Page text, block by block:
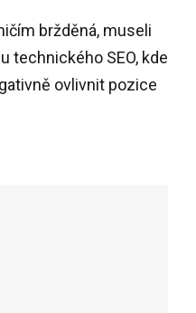
bržděná, museli
technického SEO, kde
ovlivnit pozice